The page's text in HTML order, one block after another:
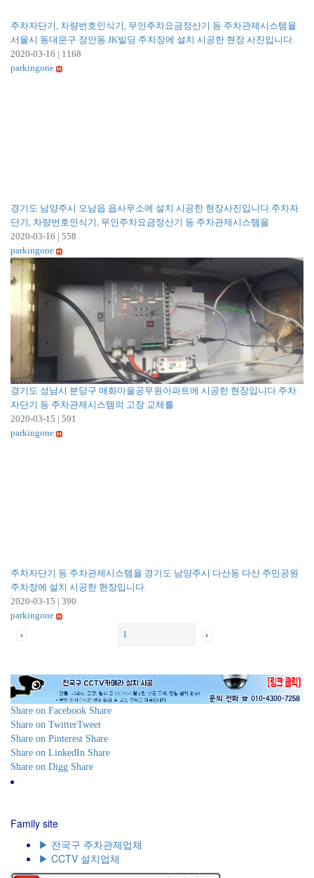
주차자단기, 차량번호인식기, 무인주차요금정산기 등 주차관제시스템을
서울시 동대문구 장안동 JK빌딩 주차장에 설치 시공한 현장 사진입니다.
2020-03-16 | 1168
parkingone
경기도 남양주시 오남읍 읍사무소에 설치 시공한 현장사진입니다.주차자
단기, 차량번호인식기, 무인주차요금정산기 등 주차관제시스템을
2020-03-16 | 558
parkingone
경기도 성남시 분당구 매화마을공무원아파트에 시공한 현장입니다.주차
자단기 등 주차관제시스템의 고장 교체를
2020-03-15 | 591
parkingone
주차자단기 등 주차관제시스템을 경기도 남양주시 다산동 다산 주민공원
주차장에 설치 시공한 현장입니다.
2020-03-15 | 390
parkingone
1
Share on Facebook Share
Share on TwitterTweet
Share on Pinterest Share
Share on LinkedIn Share
Share on Digg Share
Family site
▶ 전국구 주차관제업체
▶ CCTV 설치업체